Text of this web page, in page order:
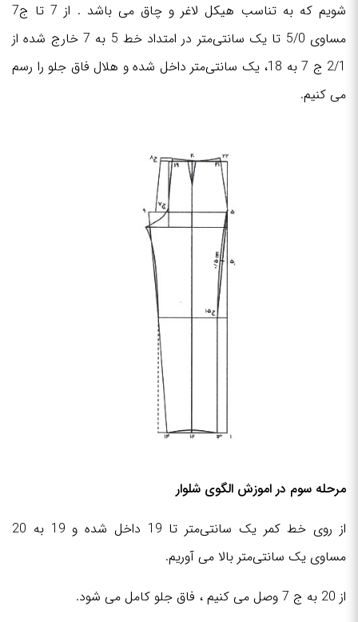
شویم که به تناسب هیکل لاغر و چاق می باشد . از 7 تا ج7
مساوی 5/0 تا یک سانتی‌متر در امتداد خط 5 به 7 خارج شده از
2/1 ج 7 به 18، یک سانتی‌متر داخل شده و هلال فاق جلو را رسم
می کنیم.
مرحله سوم در اموزش الگوی شلوار
از روی خط کمر یک سانتی‌متر تا 19 داخل شده و 19 به 20
مساوی یک سانتی‌متر بالا می آوریم.
از 20 به ج 7 وصل می کنیم ، فاق جلو کامل می شود.